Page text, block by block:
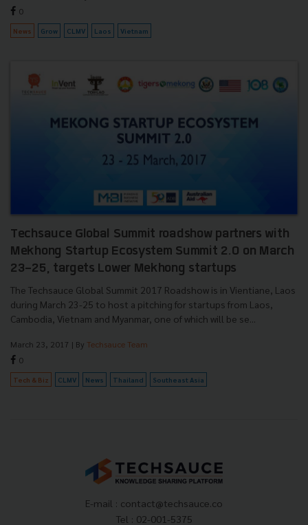
0
News Grow CLMV Laos Vietnam
Techsauce Global Summit roadshow partners with
Mekhong Startup Ecosystem Summit 2.0 on March
23-25, targets Lower Mekhong startups
The Techsauce Global Summit 2017 Roadshow is in Vientiane, Laos
during March 23-25 to host a pitching for startups from Laos,
Cambodia, Vietnam and Myanmar, one of which will be se...
March 23, 2017 | By Techsauce Team
0
Tech & Biz CLMV News Thailand Southeast Asia
E-mail : contact@techsauce.co
Tel : 02-001-5375